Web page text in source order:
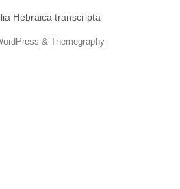
Hebraica transcripta
& Themegraphy